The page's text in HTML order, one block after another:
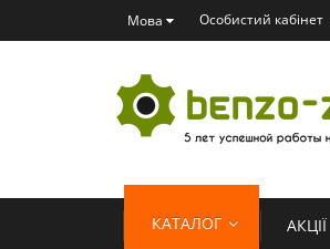
Мова Особистий кабінет
КАТАЛОГ АКЦІЇ